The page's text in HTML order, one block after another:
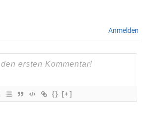
Anmelden
{} [+]